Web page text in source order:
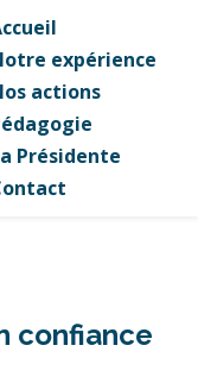
expérience
actions
Présidente
confiance